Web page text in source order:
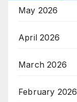
May 2026
April 2026
March 2026
February 2026